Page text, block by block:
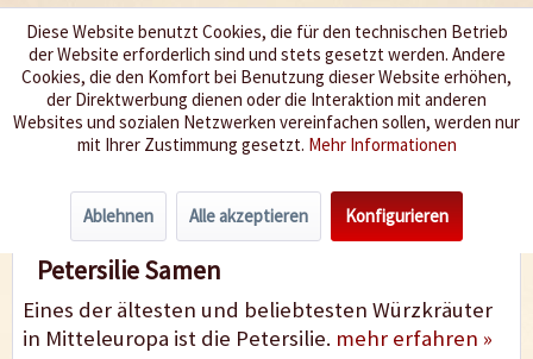
Wir würzen Ihr Leben
Menü
Petersilie
Petersilie Samen
Eines der ältesten und beliebtesten Würzkräuter
in Mitteleuropa ist die Petersilie. mehr erfahren »
Diese Website benutzt Cookies, die für den technischen Betrieb
der Website erforderlich sind und stets gesetzt werden. Andere
Cookies, die den Komfort bei Benutzung dieser Website erhöhen,
der Direktwerbung dienen oder die Interaktion mit anderen
Websites und sozialen Netzwerken vereinfachen sollen, werden nur
mit Ihrer Zustimmung gesetzt. Mehr Informationen
Ablehnen Alle akzeptieren Konfigurieren